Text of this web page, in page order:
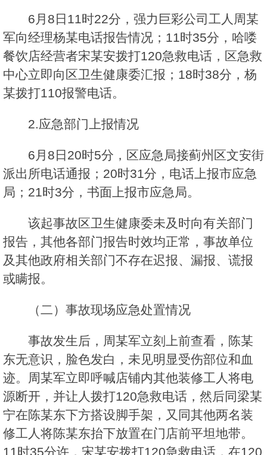
6月8日11时22分，强力巨彩公司工人周某
军向经理杨某电话报告情况；11时35分，哈喽
餐饮店经营者宋某安拨打120急救电话，区急救
中心立即向区卫生健康委汇报；18时38分，杨
某拨打110报警电话。
2.应急部门上报情况
6月8日20时5分，区应急局接蓟州区文安街
派出所电话通报；20时31分，电话上报市应急
局；21时3分，书面上报市应急局。
该起事故区卫生健康委未及时向有关部门
报告，其他各部门报告时效均正常，事故单位
及其他政府相关部门不存在迟报、漏报、谎报
或瞒报。
（二）事故现场应急处置情况
事故发生后，周某军立刻上前查看，陈某
东无意识，脸色发白，未见明显受伤部位和血
迹。周某军立即呼喊店铺内其他装修工人将电
源断开，并让人拨打120急救电话，然后同梁某
宁在陈某东下方搭设脚手架，又同其他两名装
修工人将陈某东抬下放置在门店前平坦地带。
11时35分许，宋某安拨打120急救电话，在120